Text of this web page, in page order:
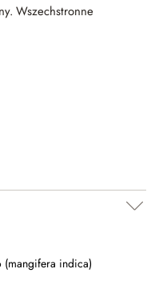
Wszechstronne
(mangifera indica)